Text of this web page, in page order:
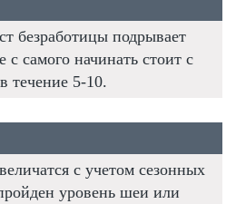
безработицы подрывает
с самого начинать стоит с
течение 5-10.
с учетом сезонных
уровень шеи или